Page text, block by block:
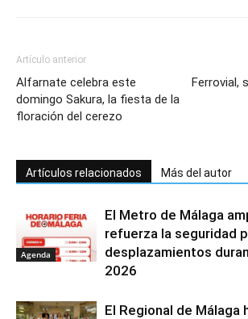
Artículo anterior
Alfarnate celebra este
domingo Sakura, la fiesta de la
floración del cerezo
Ferrovial,
Artículos relacionados Más del autor
Agenda
El Metro de Málaga
refuerza la seguridad
desplazamientos
2026
El Regional de Málaga